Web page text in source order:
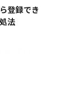
登録でき
法